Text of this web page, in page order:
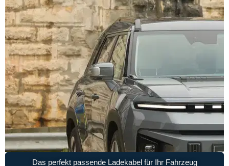
Das perfekt passende Ladekabel für Ihr Fahrzeug